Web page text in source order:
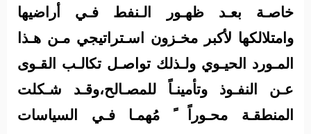
خاصـة بعـد ظهـور الـنفط فـي أراضيها
وامتلالكها لأكبر مخـزون اسـتراتيجي مـن هـذا
المـورد الحيـوي ولـذلك تواصـل تكالـب القـوى
عـن النفـوذ وتأمينـاً للمصـالح،وقـد شـكلت
المنطقـة محـوراً ً مُهمـا فـي السياسات